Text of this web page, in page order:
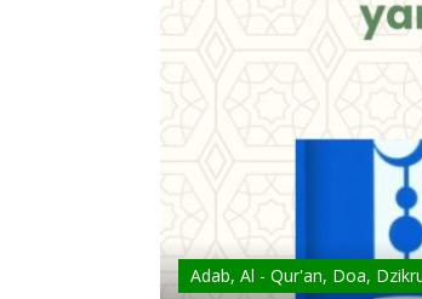
Adab, Al - Qur'an, Doa,